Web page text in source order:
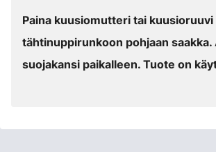
Paina kuusiomutteri tai kuusioruuvi
tähtinuppirunkoon pohjaan saakka.
suojakansi paikalleen. Tuote on